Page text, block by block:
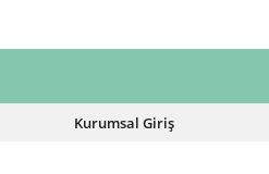
Kurumsal Giriş